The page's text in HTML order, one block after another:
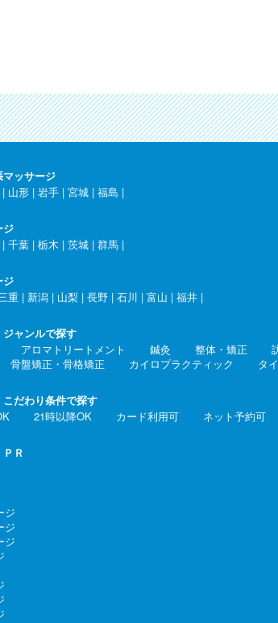
ッサージ
| 山形 | 岩手 | 宮城 | 福島 |
ジ
| 千葉 | 栃木 | 茨城 | 群馬 |
ジ
重 | 新潟 | 山梨 | 長野 | 石川 | 富山 | 福井 |
ャンルで探す
アロマトリートメント 鍼灸 整体・矯正
骨盤矯正・骨格矯正 カイロプラクティック タ
だわり条件で探す
21時以降OK カード利用可 ネット予約可
Ｒ
ジ
ジ
ジ